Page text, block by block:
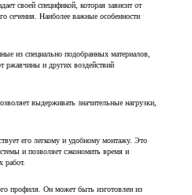
своей спецификой, которая зависит от
сечения. Наиболее важные особенности
из специально подобранных материалов,
ржавчины и других воздействий
выдерживать значительные нагрузки,
его легкому и удобному монтажу. Это
и позволяет сэкономить время и
работ.
профиля. Он может быть изготовлен из